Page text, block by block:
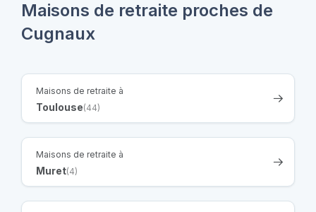
Maisons de retraite proches de
Cugnaux
Maisons de retraite à
Toulouse(44)
Maisons de retraite à
Muret(4)